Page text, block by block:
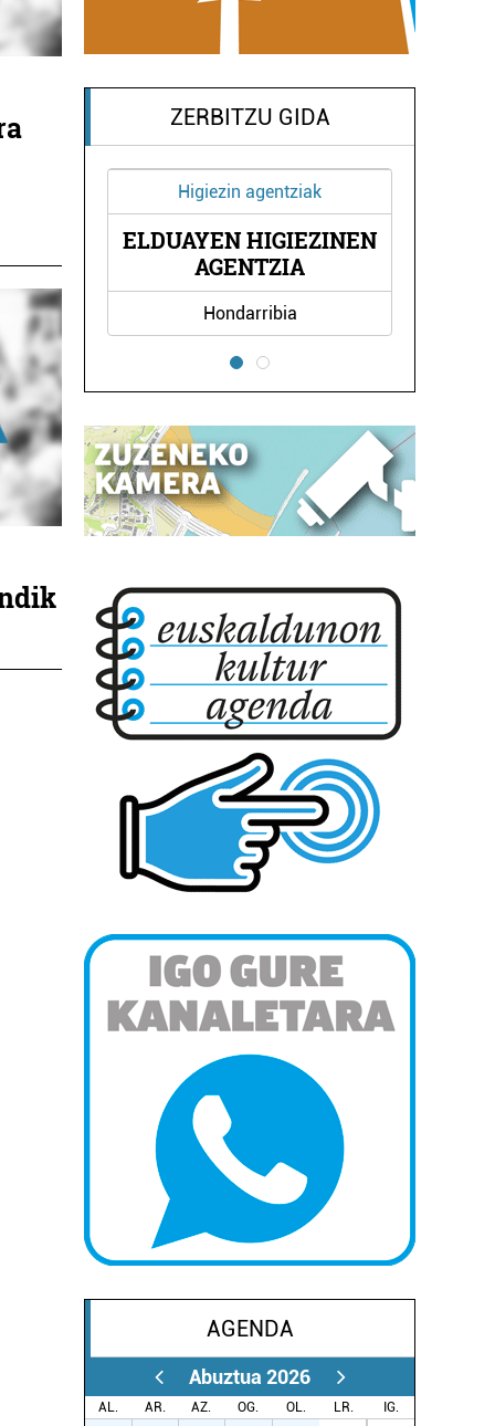
ZERBITZU GIDA
Higiezin agentziak
ELDUAYEN HIGIEZINEN
AGENTZIA
Hondarribia
AGENDA
Abuztua 2026
AL. AR. AZ. OG. OL. LR.
IG.